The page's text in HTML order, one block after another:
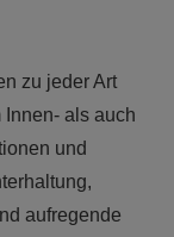
zu jeder Art
als auch
und
aufregende